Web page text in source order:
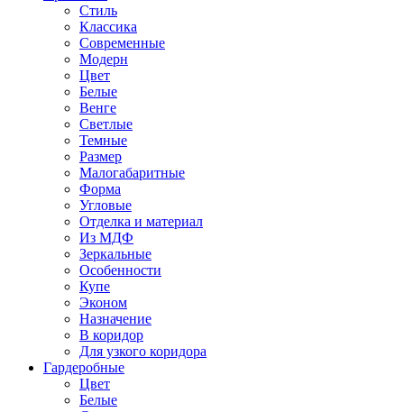
Стиль
Классика
Современные
Модерн
Цвет
Белые
Венге
Светлые
Темные
Размер
Малогабаритные
Форма
Угловые
Отделка и материал
Из МДФ
Зеркальные
Особенности
Купе
Эконом
Назначение
В коридор
Для узкого коридора
Гардеробные
Цвет
Белые